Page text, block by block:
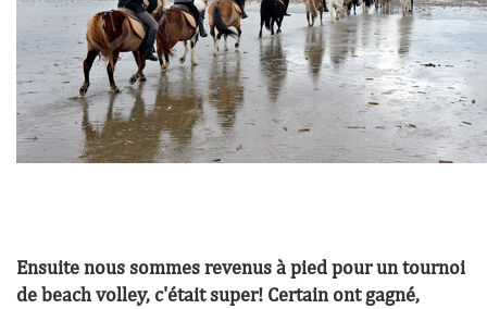
Ensuite nous sommes revenus à pied pour un tournoi
de beach volley, c'était super! Certain ont gagné,